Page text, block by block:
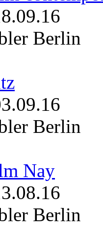
Berlin
Berlin
Nay
Berlin